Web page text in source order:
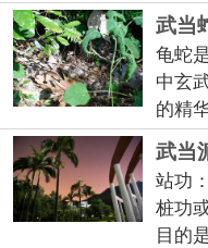
武当
龟蛇
中玄
的精
武当
站功
桩功
目的